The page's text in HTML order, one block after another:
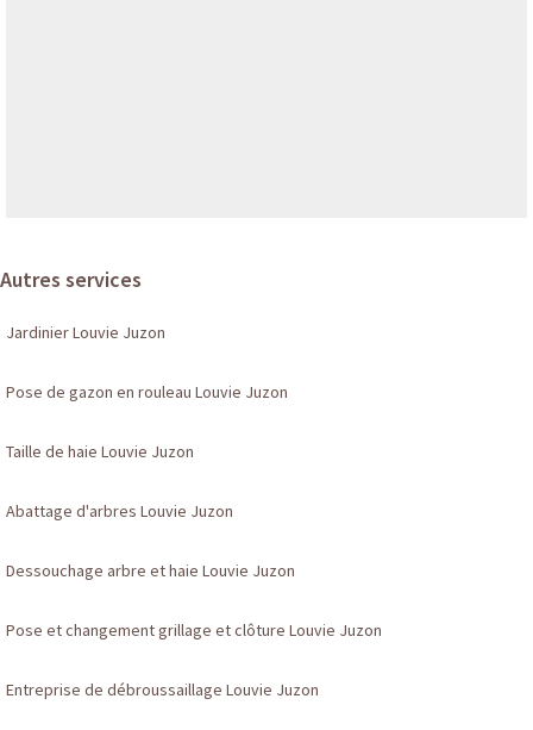
Autres services
Jardinier Louvie Juzon
Pose de gazon en rouleau Louvie Juzon
Taille de haie Louvie Juzon
Abattage d'arbres Louvie Juzon
Dessouchage arbre et haie Louvie Juzon
Pose et changement grillage et clôture Louvie Juzon
Entreprise de débroussaillage Louvie Juzon